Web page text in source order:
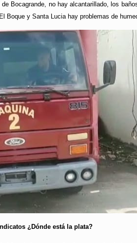
Bocagrande, no hay alcantarillado, los
y Santa Lucia hay problemas de
¿Dónde está la plata?